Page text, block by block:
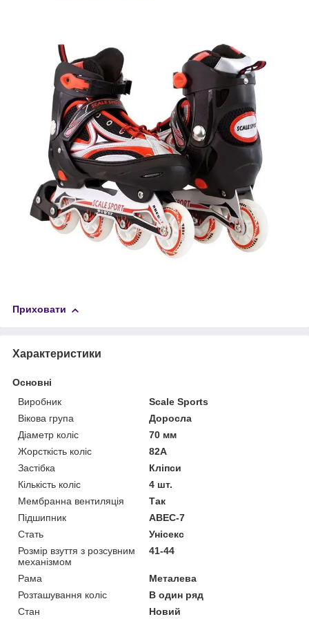
Приховати
Характеристики
Основні
Виробник
Scale Sports
Вікова група
Доросла
Діаметр коліс
70 мм
Жорсткість коліс
82А
Застібка
Кліпси
Кількість коліс
4 шт.
Мембранна вентиляція
Так
Підшипник
ABEC-7
Стать
Унісекс
Розмір взуття з розсувним
механізмом
41-44
Рама
Металева
Розташування коліс
В один ряд
Стан
Новий